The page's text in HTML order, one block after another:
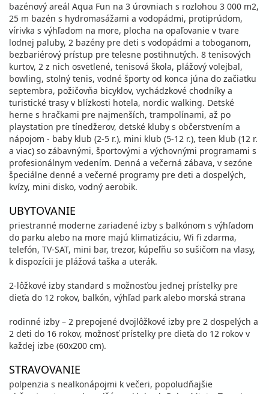
bazénový areál Aqua Fun na 3 úrovniach s rozlohou 3 000 m2,
25 m bazén s hydromasážami a vodopádmi, protiprúdom,
vírivka s výhľadom na more, plocha na opaľovanie v tvare
lodnej paluby, 2 bazény pre deti s vodopádmi a toboganom,
bezbariérový prístup pre telesne postihnutých. 8 tenisových
kurtov, 2 z nich osvetlené, tenisová škola, plážový volejbal,
bowling, stolný tenis, vodné športy od konca júna do začiatku
septembra, požičovňa bicyklov, vychádzkové chodníky a
turistické trasy v blízkosti hotela, nordic walking. Detské
herne s hračkami pre najmenších, trampolínami, až po
playstation pre tínedžerov, detské kluby s občerstvením a
nápojom - baby klub (2-5 r.), mini klub (5-12 r.), teen klub (12 r.
a viac) so zábavnými, športovými a výchovnými programami s
profesionálnym vedením. Denná a večerná zábava, v sezóne
špeciálne denné a večerné programy pre deti a dospelých,
kvízy, mini disko, vodný aerobik.
UBYTOVANIE
priestranné moderne zariadené izby s balkónom s výhľadom
do parku alebo na more majú klimatizáciu, Wi fi zdarma,
telefón, TV-SAT, mini bar, trezor, kúpeľňu so sušičom na vlasy,
k dispozícii je plážová taška a uterák.
2-lôžkové izby standard s možnosťou jednej prístelky pre
dieťa do 12 rokov, balkón, výhľad park alebo morská strana
rodinné izby – 2 prepojené dvojlôžkové izby pre 2 dospelých a
2 deti do 16 rokov, možnosť prístelky pre dieťa do 12 rokov v
každej izbe (60x200 cm).
STRAVOVANIE
polpenzia s nealkonápojmi k večeri, popoludňajšie